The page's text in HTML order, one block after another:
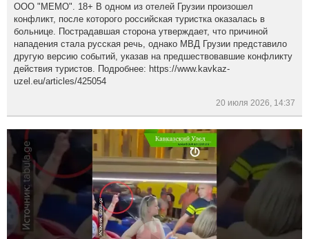
ООО "МЕМО". 18+ В одном из отелей Грузии произошел
конфликт, после которого российская туристка оказалась в
больнице. Пострадавшая сторона утверждает, что причиной
нападения стала русская речь, однако МВД Грузии представило
другую версию событий, указав на предшествовавшие конфликту
действия туристов. Подробнее: https://www.kavkaz-
uzel.eu/articles/425054
20 июля 2026, 14:37